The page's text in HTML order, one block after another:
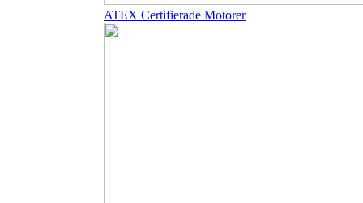
ATEX Certifierade Motorer